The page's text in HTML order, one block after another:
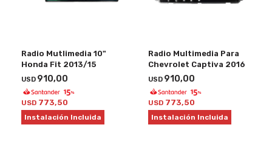
Radio Mutlimedia 10"
Honda Fit 2013/15
USD 910,00
USD 773,50
Instalación Incluida
Radio Multimedia Para
Chevrolet Captiva 2016
USD 910,00
USD 773,50
Instalación Incluida